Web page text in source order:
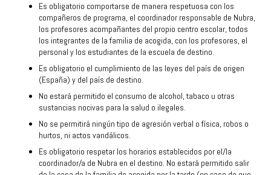
Es obligatorio comportarse de manera respetuosa con los
compañeros de programa, el coordinador responsable de Nubra,
los profesores acompañantes del propio centro escolar, todos
los integrantes de la familia de acogida, con los profesores, el
personal y los estudiantes de la escuela de destino.
Es obligatorio el cumplimiento de las leyes del país de origen
(España) y del país de destino.
No estará permitido el consumo de alcohol, tabaco u otras
sustancias nocivas para la salud o ilegales.
No se permitirá ningún tipo de agresión verbal o física, robos o
hurtos, ni actos vandálicos.
Es obligatorio respetar los horarios establecidos por el/la
coordinador/a de Nubra en el destino. No estará permitido salir